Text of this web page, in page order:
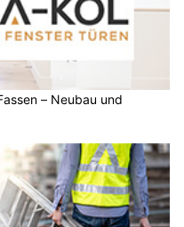
– Neubau und